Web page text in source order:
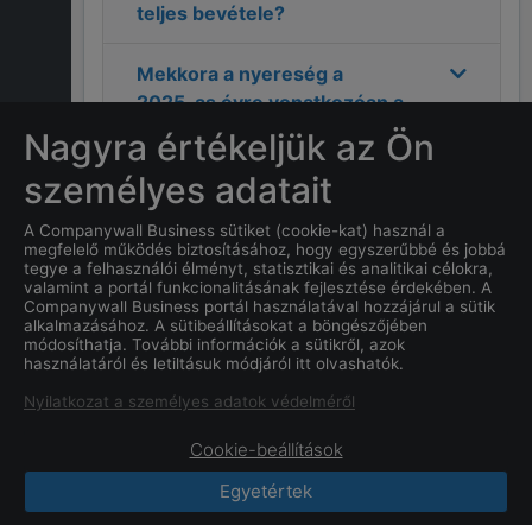
teljes bevétele?
Mekkora a nyereség a
2025-as évre vonatkozóan a
Next Insight Kft. cégnél?
MiNext Insight Kft. címe?
Hány alkalmazottja van a
Next Insight Kft.cégnek?
Mi aNext Insight Kft.cég
alapításának dátuma?
CompanyWall Business © 2026
Felhasználási feltétek | Adatvédelmi szabályzat
Nagyra értékeljük az Ön
személyes adatait
A Companywall Business sütiket (cookie-kat) használ a
megfelelő működés biztosításához, hogy egyszerűbbé és jobbá
tegye a felhasználói élményt, statisztikai és analitikai célokra,
valamint a portál funkcionalitásának fejlesztése érdekében. A
Companywall Business portál használatával hozzájárul a sütik
alkalmazásához. A sütibeállításokat a böngészőjében
módosíthatja. További információk a sütikről, azok
használatáról és letiltásuk módjáról itt olvashatók.
Nyilatkozat a személyes adatok védelméről
Cookie-beállítások
Egyetértek